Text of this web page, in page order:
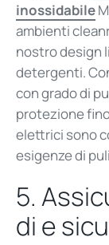
inossidabile
ambienti
nostro design
detergenti.
con grado di
protezione
elettrici sono
esigenze di
5.
di e